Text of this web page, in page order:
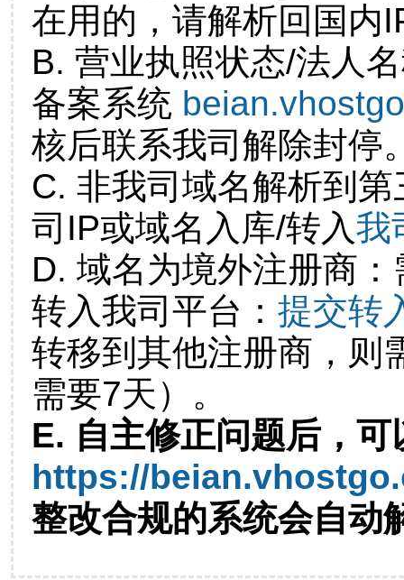
在用的，请解析回国内
B. 营业执照状态/法人
备案系统
核后联系我司解除封停
C. 非我司域名解析到
司IP或域名入库/转入我
D. 域名为境外注册商
转入我司平台： 提交转
转移到其他注册商，则
需要7天）。
E. 自主修正问题后，可
https://
整改合规的系统会自动